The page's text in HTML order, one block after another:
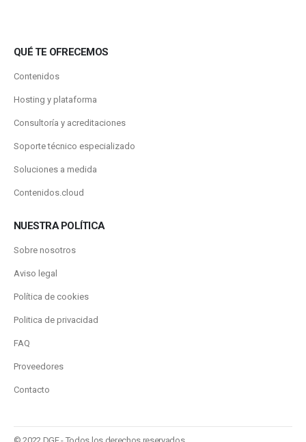
QUÉ TE OFRECEMOS
Contenidos
Hosting y plataforma
Consultoría y acreditaciones
Soporte técnico especializado
Soluciones a medida
Contenidos.cloud
NUESTRA POLÍTICA
Sobre nosotros
Aviso legal
Política de cookies
Politica de privacidad
FAQ
Proveedores
Contacto